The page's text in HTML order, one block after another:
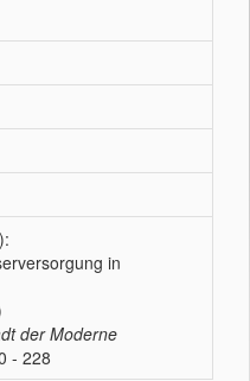
in
der Moderne
- 228